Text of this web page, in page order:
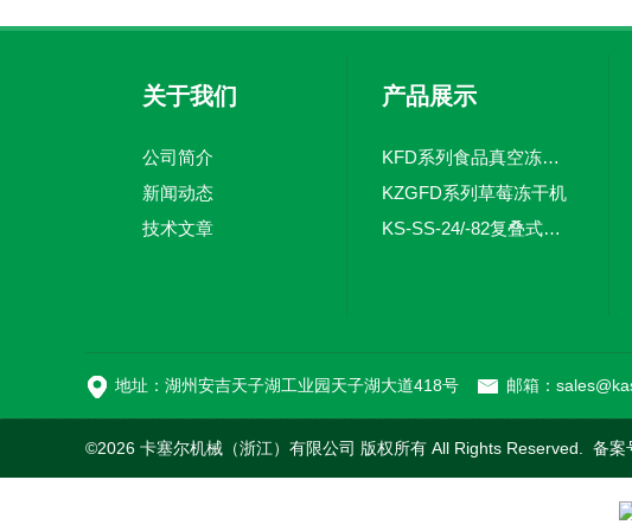
关于我们
公司简介
新闻动态
技术文章
产品展示
KFD系列食品真空冻干机
KZGFD系列草莓冻干机
KS-SS-24/-82复叠式冷冻机
地址：湖州安吉天子湖工业园天子湖大道418号 邮箱：
©2026 卡塞尔机械（浙江）有限公司 版权所有 All Rights Reserved. 备案